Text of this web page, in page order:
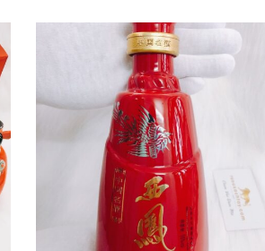
Hoàng Đạo Năm Dần 2022 – Maotai
of the Tiger 2022